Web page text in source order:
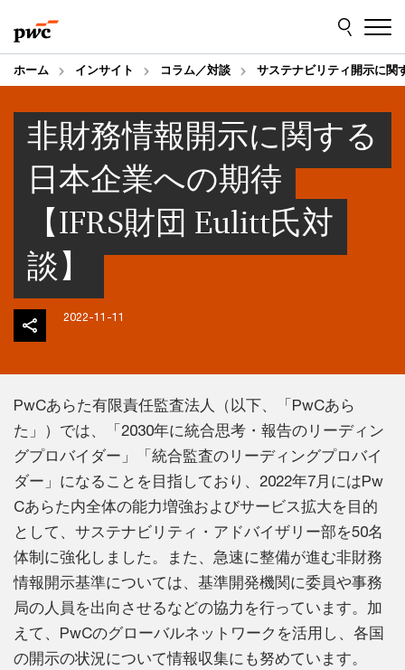
to
content
to
footer
ホーム インサイト コラム／対談 サステナビリティ開示に関
非財務情報開示に関する
日本企業への期待
【IFRS財団 Eulitt氏対
談】
2022-11-11
PwCあらた有限責任監査法人（以下、「PwCあら
た」）では、「2030年に統合思考・報告のリーディン
グプロバイダー」「統合監査のリーディングプロバイ
ダー」になることを目指しており、2022年7月にはPw
Cあらた内全体の能力増強およびサービス拡大を目的
として、サステナビリティ・アドバイザリー部を50名
体制に強化しました。また、急速に整備が進む非財務
情報開示基準については、基準開発機関に委員や事務
局の人員を出向させるなどの協力を行っています。加
えて、PwCのグローバルネットワークを活用し、各国
の開示の状況について情報収集にも努めています。